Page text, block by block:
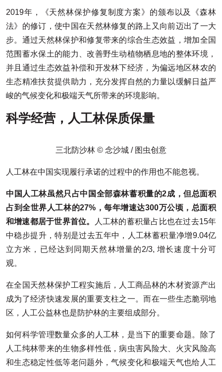
2019年，《天然林保护修复制度方案》的颁布以及《森林
法》的修订，使中国在天然林修复的路上又向前迈出了一大
步。通过天然林保护和修复带来的综合生态效益，增加全国
范围蓄水保土的能力、改善野生动植物栖息地的整体环境，
并且通过生态效益补偿和开发林下经济，为偏远地区林农的
生态精准扶贫提供助力，充分发挥自然的力量以缓解日益严
峻的气候变化和极端天气所带来的环境影响。
科学经营，人工林保质保量
三北防沙林 © 念沙城 / 图虫创意
人工林在中国实现履行承诺的过程中的作用也不能忽视。
中国人工林虽然只占中国全部森林蓄积量的2成，但总面积
占到全世界人工林的27%，每年增速达300万公顷，总面积
和增速都居于世界首位。
人工林的蓄积量占比也在过去15年
中稳步提升，特别是过去五年中，人工林蓄积量净增9.04亿
立方米，已经达到同期天然林增量的2/3, 增长速度十分可
观。
在全国天然林保护工程实施后，人工商品林的木材资源产出
成为了经济快速发展的重要支柱之一。而在一些生态脆弱地
区，人工公益林也是防护林的主要组成部分。
如何科学管理数量众多的人工林，是当下的重要命题。除了
人工纯林带来的生物多样性低，病虫害风险大、火灾风险高
和生态稳定性低等老问题外，气候变化和极端天气也给人工